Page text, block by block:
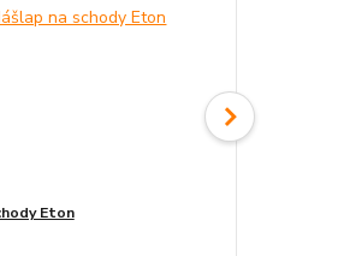
Eton